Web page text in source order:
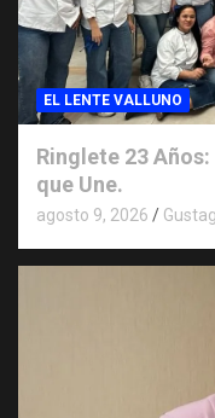
EL LENTE VALLUNO
Ringlete 23
que Une.
agosto 9, 2026